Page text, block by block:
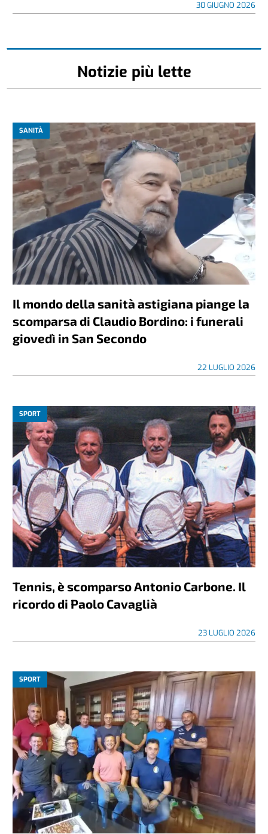
30 GIUGNO 2026
Notizie più lette
SANITÀ
Il mondo della sanità astigiana piange la
scomparsa di Claudio Bordino: i funerali
giovedì in San Secondo
22 LUGLIO 2026
SPORT
Tennis, è scomparso Antonio Carbone. Il
ricordo di Paolo Cavaglià
23 LUGLIO 2026
SPORT